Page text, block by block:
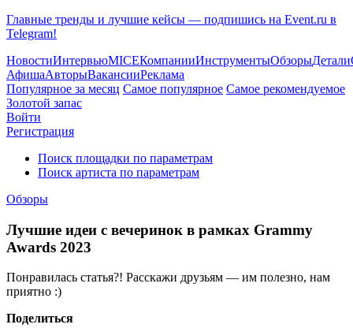
Главные тренды и лучшие кейсы — подпишись на Event.ru в
Telegram!
НовостиИнтервьюMICEКомпанииИнструментыОбзорыДетали
АфишаАвторыВакансииРеклама
Популярное за месяц Самое популярное Самое рекомендуемое
Золотой запас
Войти
Регистрация
Поиск площадки по параметрам
Поиск артиста по параметрам
Обзоры
Лучшие идеи с вечеринок в рамках Grammy
Awards 2023
Понравилась статья?! Расскажи друзьям — им полезно, нам
приятно :)
Поделиться